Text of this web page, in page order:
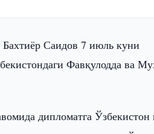
Саидов 7 июль куни
Фавқулодда ва
дипломатга Ўзбекистон